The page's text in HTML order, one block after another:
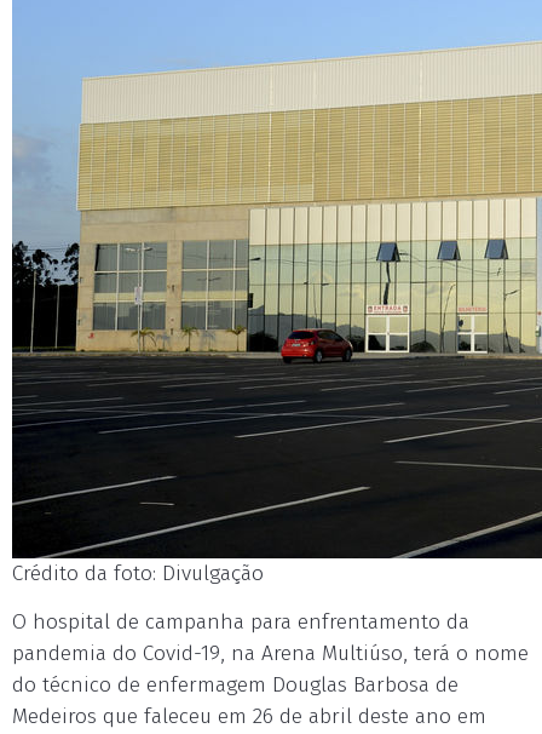
Crédito da foto: Divulgação
O hospital de campanha para enfrentamento da
pandemia do Covid-19, na Arena Multiúso, terá o nome
do técnico de enfermagem Douglas Barbosa de
Medeiros que faleceu em 26 de abril deste ano em